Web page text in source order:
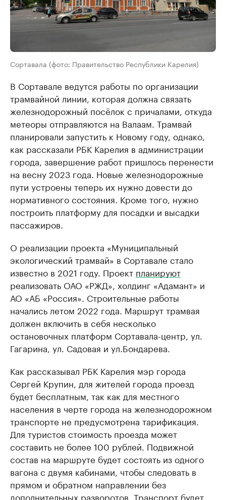
Сортавала (фото: Правительство Республики Карелия)
В Сортавале ведутся работы по организации
трамвайной линии, которая должна связать
железнодорожный посёлок с причалами, откуда
метеоры отправляются на Валаам. Трамвай
планировали запустить к Новому году, однако,
как рассказали РБК Карелия в администрации
города, завершение работ пришлось перенести
на весну 2023 года. Новые железнодорожные
пути устроены теперь их нужно довести до
нормативного состояния. Кроме того, нужно
построить платформу для посадки и высадки
пассажиров.
О реализации проекта «Муниципальный
экологический трамвай» в Сортавале стало
известно в 2021 году. Проект планируют
реализовать ОАО «РЖД», холдинг «Адамант» и
АО «АБ «Россия». Строительные работы
начались летом 2022 года. Маршрут трамвая
должен включить в себя несколько
остановочных платформ Сортавала-центр, ул.
Гагарина, ул. Садовая и ул.Бондарева.
Как рассказывал РБК Карелия мэр города
Сергей Крупин, для жителей города проезд
будет бесплатным, так как для местного
населения в черте города на железнодорожном
транспорте не предусмотрена тарификация.
Для туристов стоимость проезда может
составить не более 100 рублей. Подвижной
состав на маршруте будет состоять из одного
вагона с двумя кабинами, чтобы следовать в
прямом и обратном направлении без
дополнительных разворотов. Транспорт будет